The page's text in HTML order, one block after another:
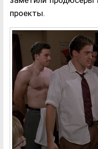
проекты.